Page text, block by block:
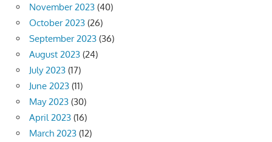
November 2023 (40)
October 2023 (26)
September 2023 (36)
August 2023 (24)
July 2023 (17)
June 2023 (11)
May 2023 (30)
April 2023 (16)
March 2023 (12)